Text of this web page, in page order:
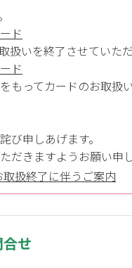
ド
いを終了させていただ
ド
もってカードのお取扱
び申しあげます。
だきますようお願い申
扱終了に伴うご案内
せ